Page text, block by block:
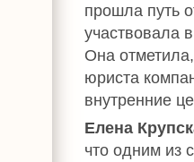
прошла путь
участвовала
Она
юриста
внутренние
Елена
что одним из